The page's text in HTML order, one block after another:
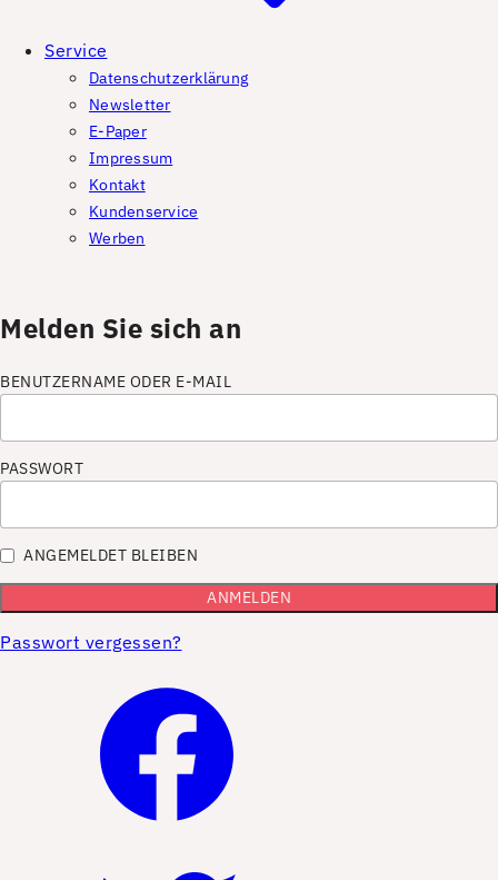
Service
Datenschutzerklärung
Newsletter
E-Paper
Impressum
Kontakt
Kundenservice
Werben
Melden Sie sich an
BENUTZERNAME ODER E-MAIL
PASSWORT
ANGEMELDET BLEIBEN
Passwort vergessen?